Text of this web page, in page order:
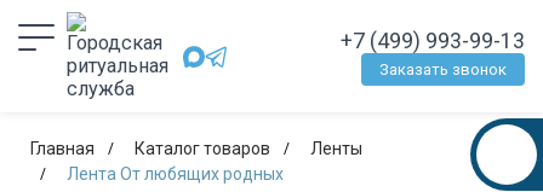
+7 (499) 993-99-13
Заказать звонок
Главная Каталог товаров
Ленты
Лента От любящих родных